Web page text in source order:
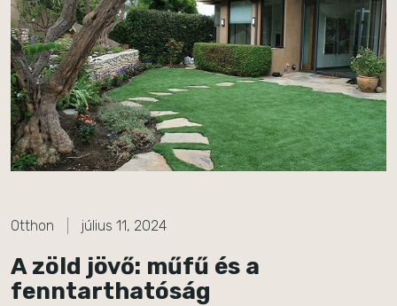
Otthon július 11, 2024
A zöld jövő: műfű és a
fenntarthatóság